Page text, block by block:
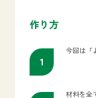
作り方
今回は「
材料を全